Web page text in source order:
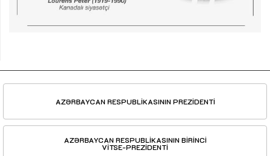
AZƏRBAYCAN RESPUBLİKASININ PREZİDENTİ
AZƏRBAYCAN RESPUBLİKASININ BİRİNCİ
VİTSE-PREZİDENTİ